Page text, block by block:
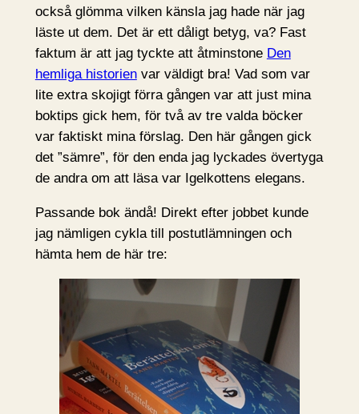
också glömma vilken känsla jag hade när jag
läste ut dem. Det är ett dåligt betyg, va? Fast
faktum är att jag tyckte att åtminstone Den
hemliga historienvar väldigt bra! Vad som var
lite extra skojigt förra gången var att just mina
boktips gick hem, för två av tre valda böcker
var faktiskt mina förslag. Den här gången gick
det ”sämre”, för den enda jag lyckades övertyga
de andra om att läsa var Igelkottens elegans.
Passande bok ändå! Direkt efter jobbet kunde
jag nämligen cykla till postutlämningen och
hämta hem de här tre: